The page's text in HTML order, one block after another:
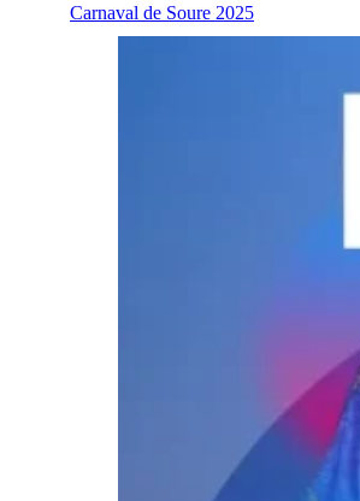
Carnaval de Soure 2025